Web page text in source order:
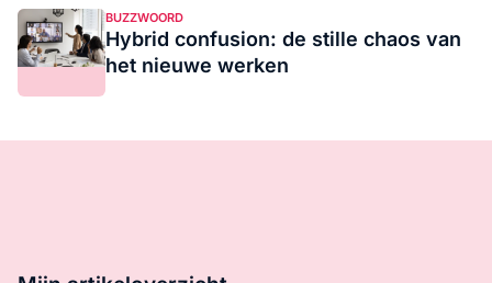
BUZZWOORD
Hybrid confusion: de stille chaos van
het nieuwe werken